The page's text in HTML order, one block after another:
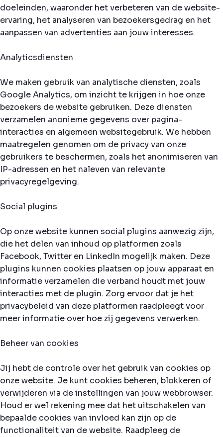
doeleinden, waaronder het verbeteren van de website-
ervaring, het analyseren van bezoekersgedrag en het
aanpassen van advertenties aan jouw interesses.
Analyticsdiensten
We maken gebruik van analytische diensten, zoals
Google Analytics, om inzicht te krijgen in hoe onze
bezoekers de website gebruiken. Deze diensten
verzamelen anonieme gegevens over pagina-
interacties en algemeen websitegebruik. We hebben
maatregelen genomen om de privacy van onze
gebruikers te beschermen, zoals het anonimiseren van
IP-adressen en het naleven van relevante
privacyregelgeving.
Social plugins
Op onze website kunnen social plugins aanwezig zijn,
die het delen van inhoud op platformen zoals
Facebook, Twitter en LinkedIn mogelijk maken. Deze
plugins kunnen cookies plaatsen op jouw apparaat en
informatie verzamelen die verband houdt met jouw
interacties met de plugin. Zorg ervoor dat je het
privacybeleid van deze platformen raadpleegt voor
meer informatie over hoe zij gegevens verwerken.
Beheer van cookies
Jij hebt de controle over het gebruik van cookies op
onze website. Je kunt cookies beheren, blokkeren of
verwijderen via de instellingen van jouw webbrowser.
Houd er wel rekening mee dat het uitschakelen van
bepaalde cookies van invloed kan zijn op de
functionaliteit van de website. Raadpleeg de